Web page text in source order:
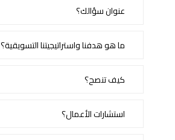
عنوان سؤالك؟
ما هو هدفنا واستراتيجيتنا التسويقية؟
كيف تنصح؟
استشارات الأعمال؟